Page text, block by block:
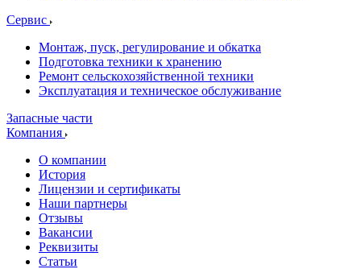
Сервис
Монтаж, пуск, регулирование и обкатка
Подготовка техники к хранению
Ремонт сельскохозяйственной техники
Эксплуатация и техническое обслуживание
Запасные части
Компания
О компании
История
Лицензии и сертификаты
Наши партнеры
Отзывы
Вакансии
Реквизиты
Статьи